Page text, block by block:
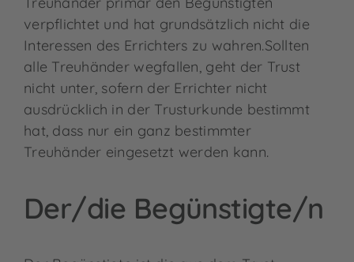
verpflichtet und hat grundsätzlich nicht die
Interessen des Errichters zu wahren.Sollten
alle Treuhänder wegfallen, geht der Trust
nicht unter, sofern der Errichter nicht
ausdrücklich in der Trusturkunde bestimmt
hat, dass nur ein ganz bestimmter
Treuhänder eingesetzt werden kann.
Der/die Begünstigte/n